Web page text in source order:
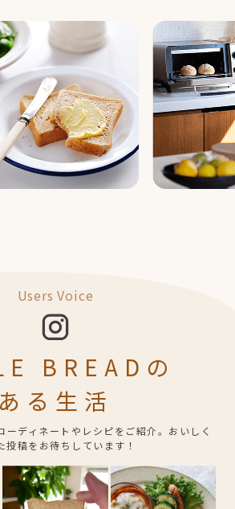
Users Voice
BREADの
ある生活
ーディネートやレシピをご紹介。おいしく
投稿をお待ちしています！